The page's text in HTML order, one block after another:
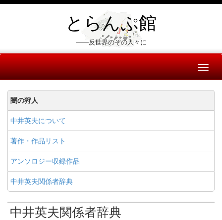
とらんぷ館
――反世界のその人々に
闇の狩人
中井英夫について
著作・作品リスト
アンソロジー収録作品
中井英夫関係者辞典
中井英夫関係者辞典